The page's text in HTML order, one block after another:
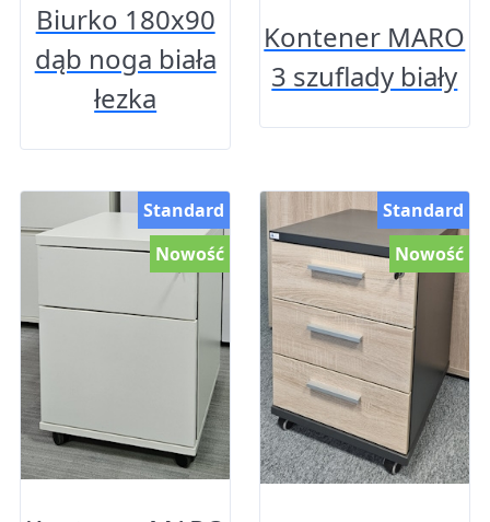
Biurko 180x90
dąb noga biała
łezka
Kontener MARO
3 szuflady biały
Nowość
Standard
Nowość
Standard